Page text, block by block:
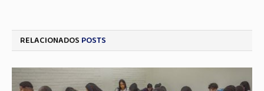
RELACIONADOS POSTS